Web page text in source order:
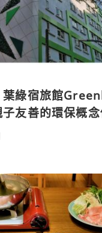
葉綠宿旅館
友善的環保概